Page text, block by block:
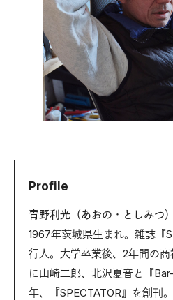
Profile
青野利光（あおの・としみつ）
1967年茨城県生まれ。雑誌『
行人。大学卒業後、2年間の
に山崎二郎、北沢夏音と『
年、『SPECTATOR』を創刊